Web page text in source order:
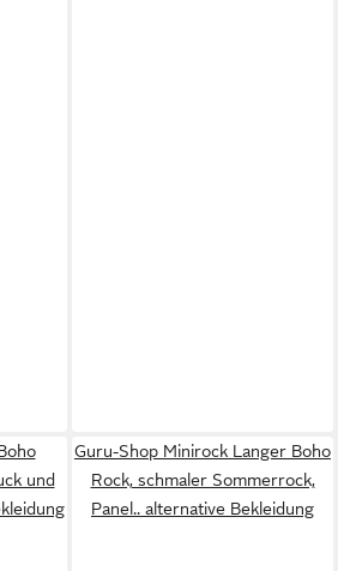
und
Guru-Shop Minirock Langer Boho
Rock, schmaler Sommerrock,
Panel.. alternative Bekleidung